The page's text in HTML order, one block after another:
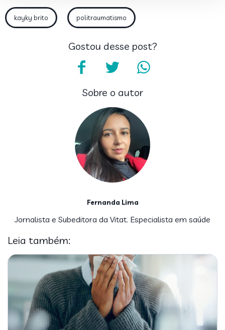
kayky brito politraumatismo
Gostou desse post?
Sobre o autor
Fernanda Lima
Jornalista e Subeditora da Vitat. Especialista em saúde
Leia também: